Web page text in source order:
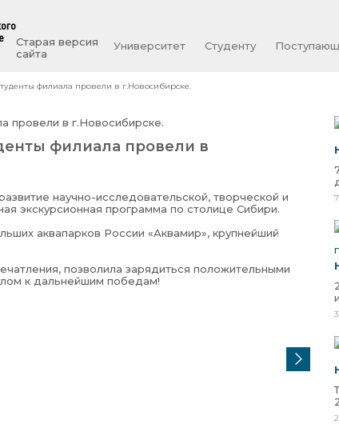
Старая версия
сайта
Университет Студенту
филиала провели в г.Новосибирске.
филиала провели в
научно-исследовательской, творческой и
экскурсионная программа по столице Сибири.
аквапарков России «Аквамир», крупнейший
позволила зарядиться положительными
к дальнейшим победам!